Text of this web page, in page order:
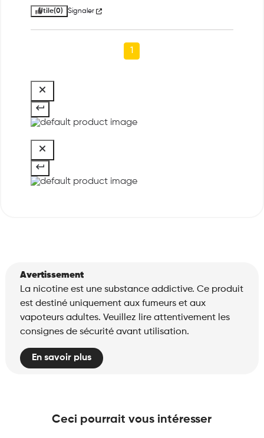
Utile(0) Signaler
1
Avertissement
La nicotine est une substance addictive. Ce produit
est destiné uniquement aux fumeurs et aux
vapoteurs adultes. Veuillez lire attentivement les
consignes de sécurité avant utilisation.
En savoir plus
Ceci pourrait vous intéresser